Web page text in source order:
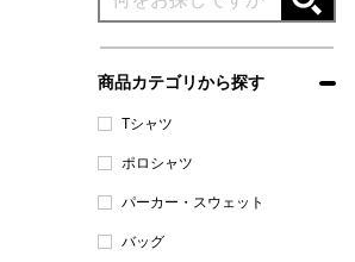
商品カテゴリから探す
Tシャツ
ポロシャツ
パーカー・スウェット
バッグ